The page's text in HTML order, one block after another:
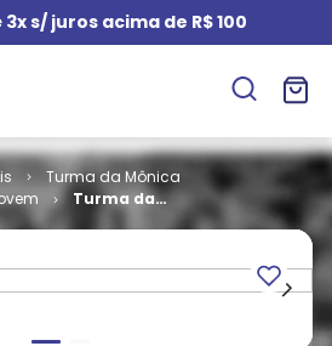
s/ juros acima de R$ 100
Turma da Mônica
Turma da
Mônica Jovem
020